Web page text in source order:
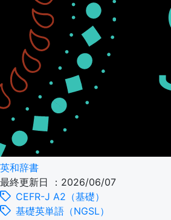
英和辞書
最終更新日 ：2026/06/07
CEFR-J A2（基礎）
基礎英単語（NGSL）